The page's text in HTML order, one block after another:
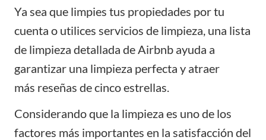
Ya sea que limpies tus propiedades por tu
cuenta o utilices servicios de limpieza, una lista
de limpieza detallada de Airbnb ayuda a
garantizar una limpieza perfecta y atraer
más reseñas de cinco estrellas.
Considerando que la limpieza es uno de los
factores más importantes en la satisfacción del